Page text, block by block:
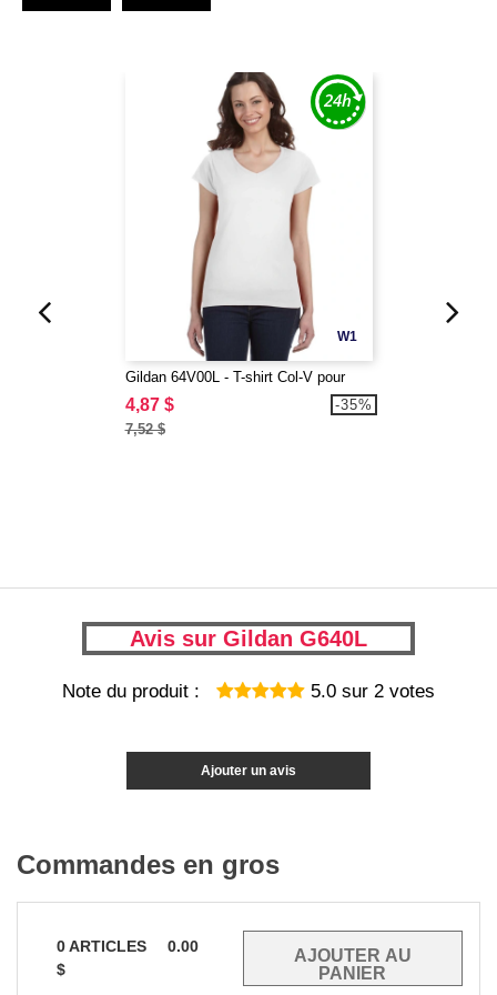
W1
Gildan 64V00L - T-shirt Col-V pour
4,87 $
7,52 $
-35%
Avis sur Gildan G640L
Note du produit : 5.0 sur 2 votes
Ajouter un avis
Commandes en gros
0ARTICLES
0.00
$